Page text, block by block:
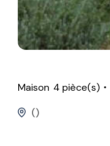
Maison 4 pièce(s)
()